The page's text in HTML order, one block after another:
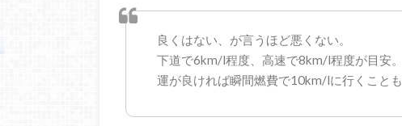
良くはない、が言うほど悪くない。
下道で6km/l程度、高速で8km/l程度が目安。
運が良ければ瞬間燃費で10km/lに行くこと